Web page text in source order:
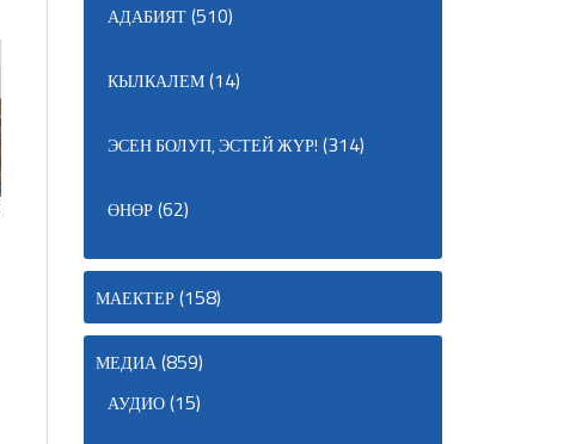
АДАБИЯТ(510)
КЫЛКАЛЕМ(14)
ЭСЕН БОЛУП, ЭСТЕЙ ЖҮР! (314)
ӨНӨР(62)
МАЕКТЕР(158)
МЕДИА(859)
АУДИО(15)